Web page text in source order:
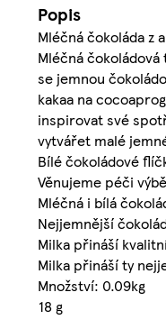
Popis
Mléčná čokoláda z
Mléčná
se jemnou
kakaa na
inspirovat své
vytvářet malé
Bílé čokoládové
Věnujeme péči
Mléčná i bílá
Nejjemnější
Milka přináší
Milka přináší ty
Množství: 0.09kg
18 g